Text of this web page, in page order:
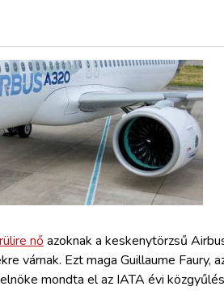
nőazoknak a keskenytörzsű
várnak. Ezt maga Guillaume Faury,
mondta el az IATA évi